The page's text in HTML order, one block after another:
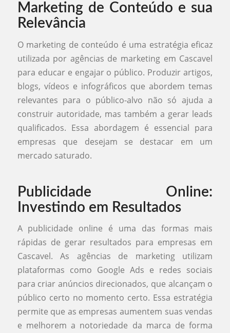
Marketing de Conteúdo e sua
Relevância
O marketing de conteúdo é uma estratégia eficaz
utilizada por agências de marketing em Cascavel
para educar e engajar o público. Produzir artigos,
blogs, vídeos e infográficos que abordem temas
relevantes para o público-alvo não só ajuda a
construir autoridade, mas também a gerar leads
qualificados. Essa abordagem é essencial para
empresas que desejam se destacar em um
mercado saturado.
Publicidade Online:
Investindo em Resultados
A publicidade online é uma das formas mais
rápidas de gerar resultados para empresas em
Cascavel. As agências de marketing utilizam
plataformas como Google Ads e redes sociais
para criar anúncios direcionados, que alcançam o
público certo no momento certo. Essa estratégia
permite que as empresas aumentem suas vendas
e melhorem a notoriedade da marca de forma